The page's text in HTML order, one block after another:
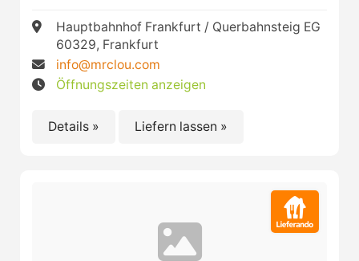
Hauptbahnhof Frankfurt / Querbahnsteig EG
60329, Frankfurt
info@mrclou.com
Öffnungszeiten anzeigen
Details » Liefern lassen »